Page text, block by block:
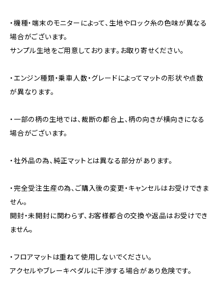
・機種・端末のモニターによって、生地やロック糸の色味が異なる
場合がございます。
サンプル生地をご用意しております。お取り寄せください。
・エンジン種類・乗車人数・グレードによってマットの形状や点数
が異なります。
・一部の柄の生地では、裁断の都合上、柄の向きが横向きになる
場合がございます。
・社外品の為、純正マットとは異なる部分があります。
・完全受注生産の為、ご購入後の変更・キャンセルはお受けできま
せん。
開封・未開封に関わらず、お客様都合の交換や返品はお受けでき
ません。
・フロアマットは重ねて使用しないでください。
アクセルやブレーキペダルに干渉する場合があり危険です。